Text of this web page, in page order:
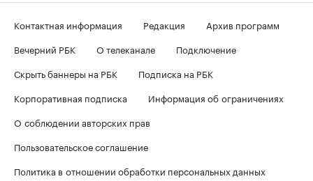
Контактная информация Редакция
Архив программ
Вечерний РБК
О телеканале
Подключение
Скрыть баннеры на РБК
Подписка на РБК
Корпоративная подписка
Информация об ограничениях
О соблюдении авторских прав
Пользовательское соглашение
Политика в отношении обработки персональных данных